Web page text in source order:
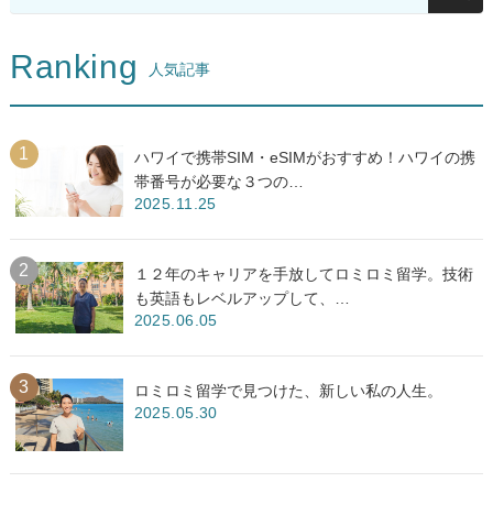
Ranking 人気記事
ハワイで携帯SIM・eSIMがおすすめ！ハワイの携
帯番号が必要な３つの…
2025.11.25
１２年のキャリアを手放してロミロミ留学。技術
も英語もレベルアップして、…
2025.06.05
ロミロミ留学で見つけた、新しい私の人生。
2025.05.30